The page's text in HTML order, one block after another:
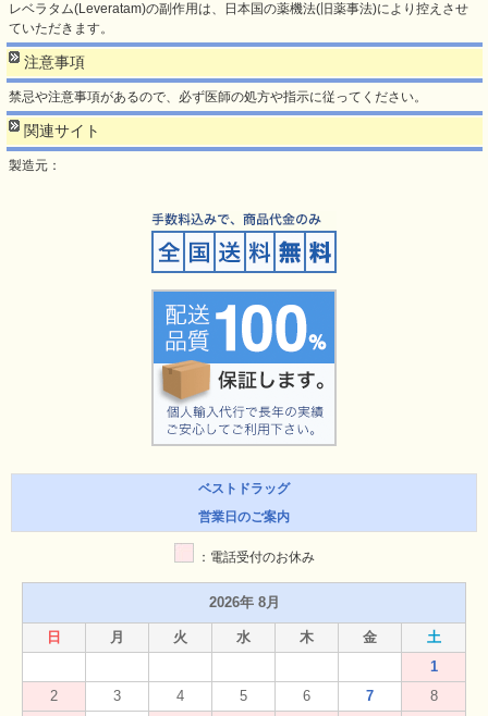
レベラタム(Leveratam)の副作用は、日本国の薬機法(旧薬事法)により控えさせ
ていただきます。
注意事項
禁忌や注意事項があるので、必ず医師の処方や指示に従ってください。
関連サイト
製造元：
ベストドラッグ
営業日のご案内
：電話受付のお休み
2026年 8月
日 月 火 水 木 金
土
1
2
3 4 5 6 7
8